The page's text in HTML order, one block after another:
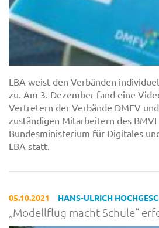
LBA weist den Verbänden
zu. Am 3. Dezember fand eine
Vertretern der Verbände DMFV
zuständigen Mitarbeitern des
Bundesministerium für Digitales
LBA statt.
05.10.2021 HANS-ULRICH
„Modellflug macht Schule“